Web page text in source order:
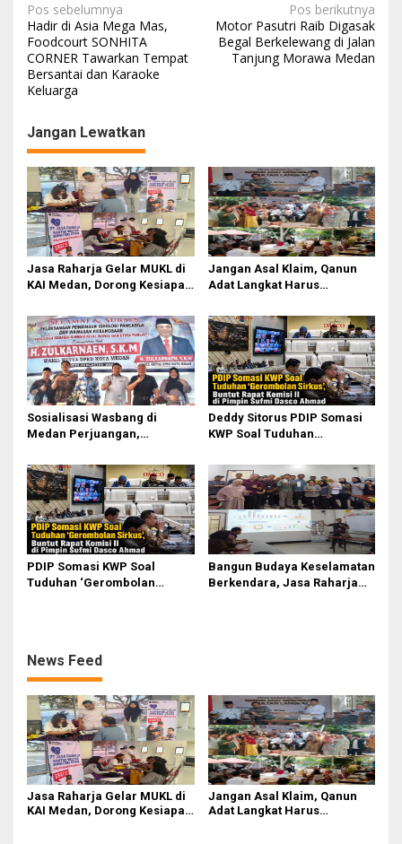
N
a
v
i
a
s
i
p
o
s
Pos sebelumnya
Hadir di Asia Mega Mas,
Foodcourt SONHITA
CORNER Tawarkan Tempat
Bersantai dan Karaoke
Keluarga
Pos berikutnya
Motor Pasutri Raib Digasak
Begal Berkelewang di Jalan
Tanjung Morawa Medan
Jangan Lewatkan
Jasa Raharja Gelar MUKL di
KAI Medan, Dorong Kesiapan
Transportasi
Jangan Asal Klaim, Qanun
Adat Langkat Harus
Ilmiah
Sosialisasi Wasbang di
Medan Perjuangan,
Perjuangkan Ruang Bermain
Anak
Deddy Sitorus PDIP Somasi
KWP Soal Tuduhan
Rapat Komisi II Dipimpin
Sufmi Dasco Ahmad
PDIP Somasi KWP Soal
Tuduhan ‘Gerombolan
Bangun Budaya Keselamatan
Berkendara, Jasa Raharja
News Feed
Jasa Raharja Gelar MUKL di
KAI Medan, Dorong Kesiapan
Jangan Asal Klaim, Qanun
Adat Langkat Harus